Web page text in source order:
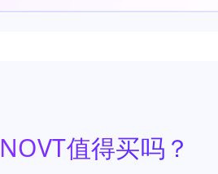
注的是股价年初至今超过40%的
值得买吗？